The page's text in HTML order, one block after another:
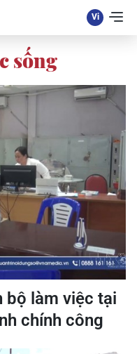
sống
bộ làm việc tại
chính công